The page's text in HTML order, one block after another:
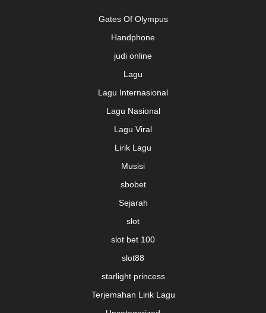
Gates Of Olympus
Handphone
judi online
Lagu
Lagu Internasional
Lagu Nasional
Lagu Viral
Lirik Lagu
Musisi
sbobet
Sejarah
slot
slot bet 100
slot88
starlight princess
Terjemahan Lirik Lagu